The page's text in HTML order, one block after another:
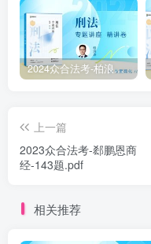
2024众合法考-柏浪涛刑法-精讲卷pdf电子版（附视频1-76全）
上一篇
2023众合法考-郄鹏恩商
经-143题.pdf
相关推荐